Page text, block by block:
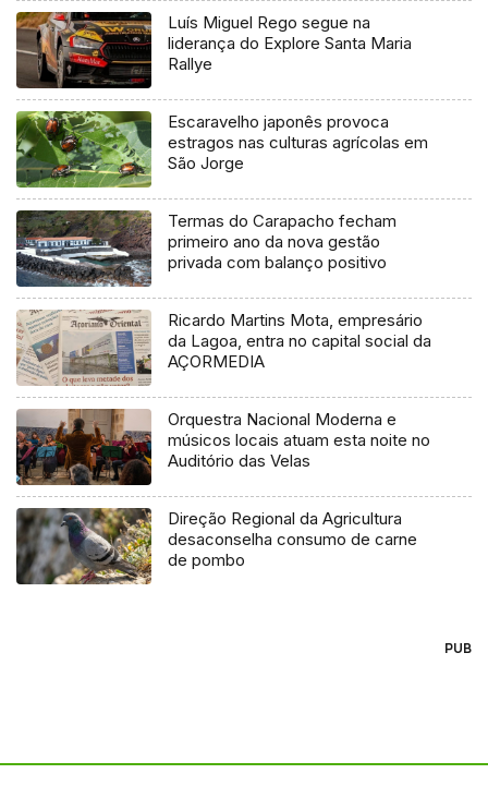
Luís Miguel Rego segue na
liderança do Explore Santa Maria
Rallye
Escaravelho japonês provoca
estragos nas culturas agrícolas em
São Jorge
Termas do Carapacho fecham
primeiro ano da nova gestão
privada com balanço positivo
Ricardo Martins Mota, empresário
da Lagoa, entra no capital social da
AÇORMEDIA
Orquestra Nacional Moderna e
músicos locais atuam esta noite no
Auditório das Velas
Direção Regional da Agricultura
desaconselha consumo de carne
de pombo
PUB